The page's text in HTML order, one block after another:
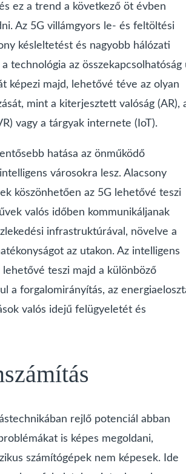
ez a trend a következő öt évben
Az 5G villámgyors le- és feltöltési
késleltetést és nagyobb hálózati
a technológia az összekapcsolhatóság
képezi majd, lehetővé téve az olyan
mint a kiterjesztett valóság (AR),
vagy a tárgyak internete (IoT).
hatása az önműködő
városokra lesz. Alacsony
köszönhetően az 5G lehetővé teszi
valós időben kommunikáljanak
infrastruktúrával, növelve a
az utakon. Az intelligens
lehetővé teszi majd a különböző
a forgalomirányítás, az
valós idejű felügyeletét és
rejlő potenciál abban
is képes megoldani,
számítógépek nem képesek. Ide